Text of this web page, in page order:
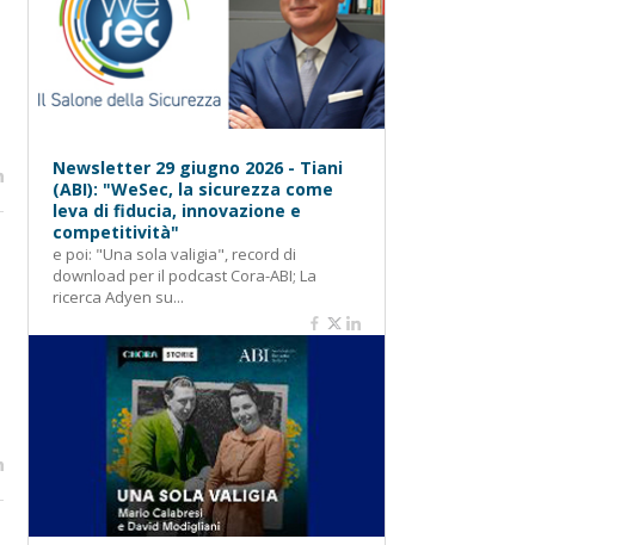
Newsletter 29 giugno 2026 - Tiani
(ABI): "WeSec, la sicurezza come
leva di fiducia, innovazione e
competitività"
e poi: "Una sola valigia", record di
download per il podcast Cora-ABI; La
ricerca Adyen su...